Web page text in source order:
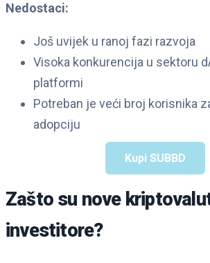
Nedostaci:
Još uvijek u ranoj fazi razvoja
Visoka konkurencija u sektoru
platformi
Potreban je veći broj korisnika
adopciju
Kupi SUBBD
Zašto su nove
investitore?